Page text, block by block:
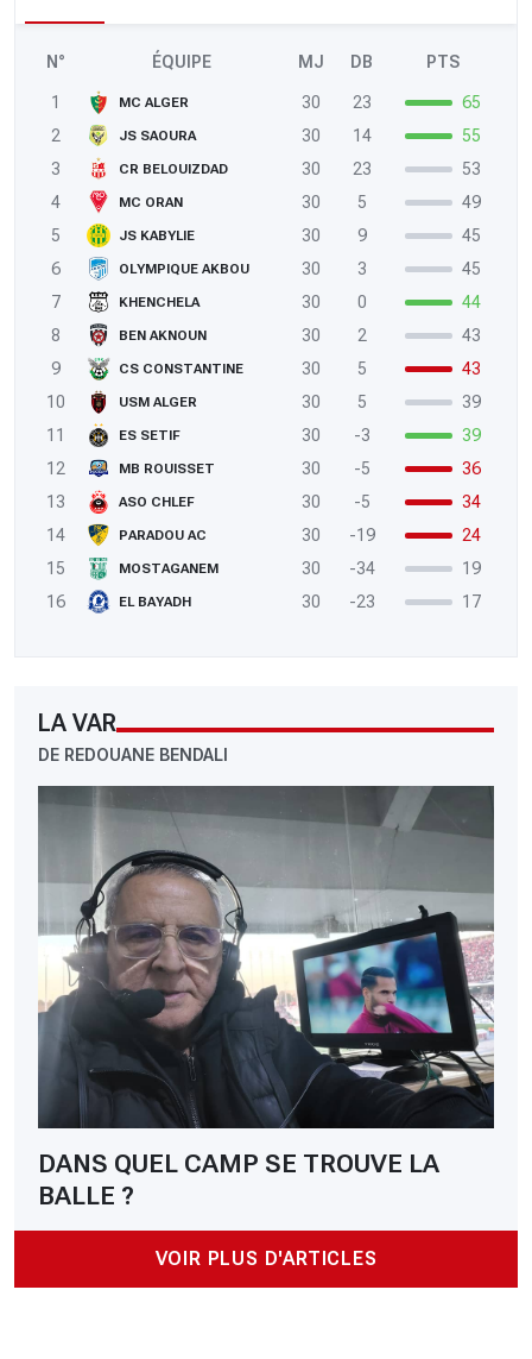
N° ÉQUIPE MJ DB PTS
1 MC ALGER 30 23
65
2
JS SAOURA 30 14
55
3
CR BELOUIZDAD 30 23
53
4
MC ORAN 30 5
49
5
JS KABYLIE 30 9
45
6
OLYMPIQUE AKBOU 30 3
45
7
KHENCHELA 30 0
44
8
BEN AKNOUN 30 2
43
9
CS CONSTANTINE 30 5
43
10
USM ALGER 30 5
39
11
ES SETIF 30 -3
39
12
MB ROUISSET 30 -5
36
13
ASO CHLEF 30 -5
34
14
PARADOU AC 30 -19
24
15
MOSTAGANEM 30 -34
19
16
EL BAYADH 30 -23 17
LA VAR
DE REDOUANE BENDALI
DANS QUEL CAMP SE TROUVE LA
BALLE ?
VOIR PLUS D'ARTICLES